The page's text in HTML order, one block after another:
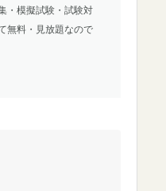
・模擬試験・試験対
無料・見放題なので